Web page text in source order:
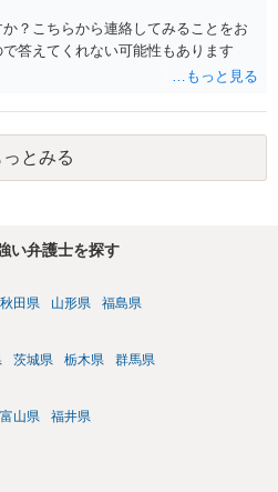
？こちらから連絡してみることをお
答えてくれない可能性もあります
っとみる
い弁護士を探す
秋田県 山形県 福島県
茨城県 栃木県 群馬県
富山県 福井県